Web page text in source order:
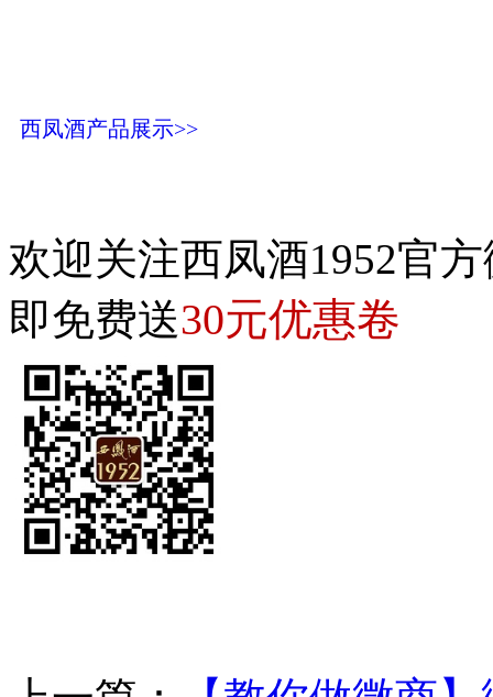
西凤酒产品展示>>
欢迎关注西凤酒1952官
即免费送30元优惠卷